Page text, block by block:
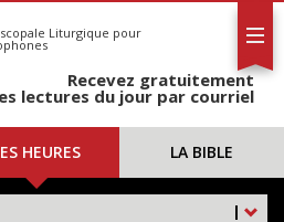
Liturgique pour
Recevez gratuitement
lectures du jour par courriel
HEURES LA BIBLE
|